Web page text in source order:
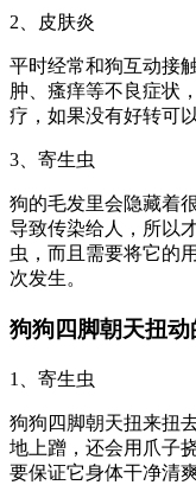
2、皮肤炎
平时经常和狗互动接
肿、瘙痒等不良症状
疗，如果没有好转可
3、寄生虫
狗的毛发里会隐藏着
导致传染给人，所以
虫，而且需要将它的
次发生。
狗狗四脚朝天扭
1、寄生虫
狗狗四脚朝天扭来扭
地上蹭，还会用爪子
要保证它身体干净清